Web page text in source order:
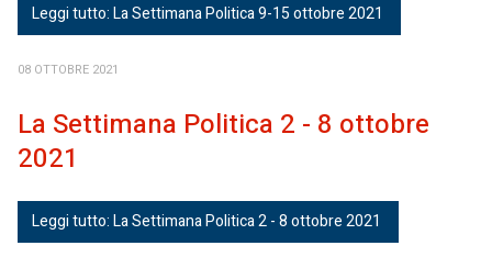
Leggi tutto: La Settimana Politica 9-15 ottobre 2021
08 OTTOBRE 2021
La Settimana Politica 2 - 8 ottobre
2021
Leggi tutto: La Settimana Politica 2 - 8 ottobre 2021